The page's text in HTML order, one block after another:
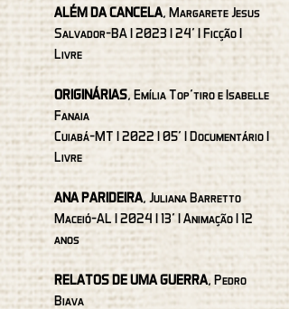
ALÉM DA CANCELA, Margarete Jesus
Salvador-BA I 2023 I 24’ I Ficção I
Livre
ORIGINÁRIAS, Emília Top'tiro e Isabelle
Fanaia
Cuiabá-MT I 2022 I 05’ I Documentário I
Livre
ANA PARIDEIRA, Juliana Barretto
Maceió-AL I 2024 I 13’ I Animação I 12
anos
RELATOS DE UMA GUERRA, Pedro
Biava